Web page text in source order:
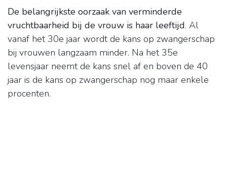
De belangrijkste oorzaak van verminderde
vruchtbaarheid bij de vrouw is haar leeftijd. Al
vanaf het 30e jaar wordt de kans op zwangerschap
bij vrouwen langzaam minder. Na het 35e
levensjaar neemt de kans snel af en boven de 40
jaar is de kans op zwangerschap nog maar enkele
procenten.